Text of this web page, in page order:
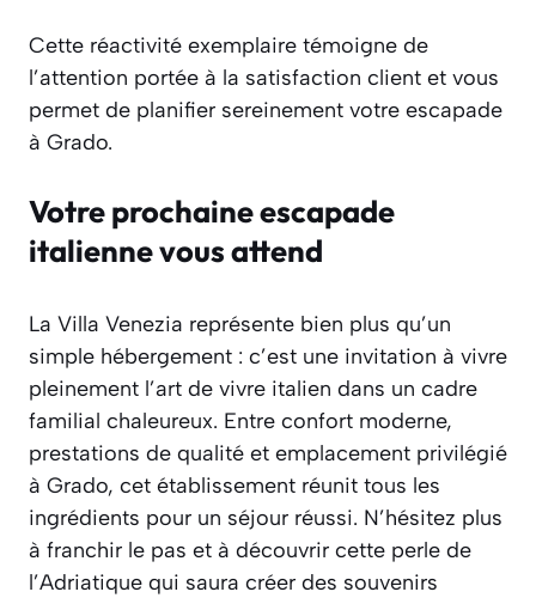
Cette réactivité exemplaire témoigne de
l’attention portée à la satisfaction client et vous
permet de planifier sereinement votre escapade
à Grado.
Votre prochaine escapade
italienne vous attend
La Villa Venezia représente bien plus qu’un
simple hébergement : c’est une invitation à vivre
pleinement l’art de vivre italien dans un cadre
familial chaleureux. Entre confort moderne,
prestations de qualité et emplacement privilégié
à Grado, cet établissement réunit tous les
ingrédients pour un séjour réussi. N’hésitez plus
à franchir le pas et à découvrir cette perle de
l’Adriatique qui saura créer des souvenirs